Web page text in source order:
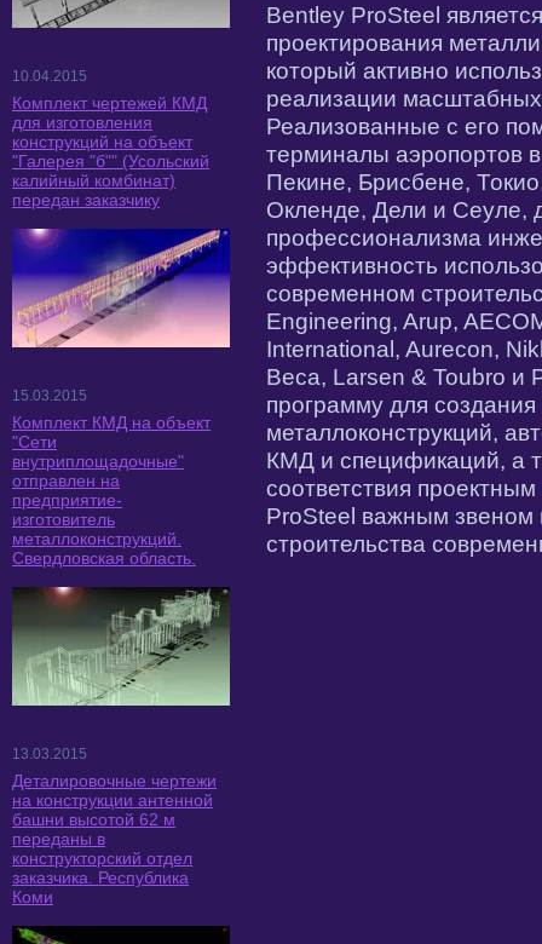
Bentley ProSteel
проектирования
который активно
реализации
Реализованные с его
терминалы аэропортов
Пекине, Брисбене,
Окленде, Дели и Сеуле,
профессионализма
эффективность
современном
Engineering, Arup,
International, Aurecon,
Beca, Larsen & Toubro и
программу для
металлоконструкций,
КМД и спецификаций, а
соответствия
ProSteel важным звеном
строительства
10.04.2015
Комплект чертежей КМД
для изготовления
конструкций на объект
"Галерея "б"" (Усольский
калийный комбинат)
передан заказчику
15.03.2015
Комплект КМД на объект
"Сети
внутриплощадочные"
отправлен на
предприятие-
изготовитель
металлоконструкций.
Свердловская область.
13.03.2015
Деталировочные чертежи
на конструкции антенной
башни высотой 62 м
переданы в
конструкторский отдел
заказчика. Республика
Коми